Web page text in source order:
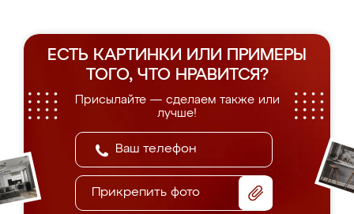
ЕСТЬ КАРТИНКИ ИЛИ ПРИМЕРЫ
ТОГО, ЧТО НРАВИТСЯ?
Присылайте — сделаем также или
лучше!
Прикрепить фото